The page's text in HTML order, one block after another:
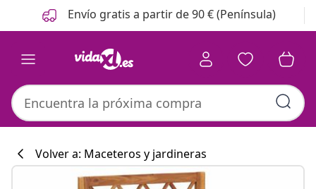
Anterior
Siguiente Envío gratis a partir de 90 € (Península)
Volver a: Maceteros y jardineras